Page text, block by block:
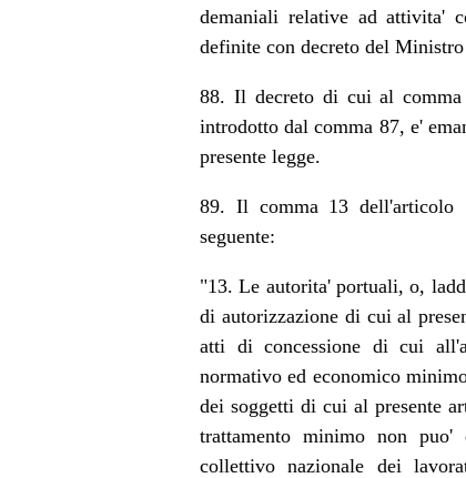
demaniali relative ad attivita'
definite con decreto del
88. Il decreto di cui al
introdotto dal comma 87, e'
presente legge.
89. Il comma 13 dell'articolo
seguente:
"13. Le autorita' portuali, o,
di autorizzazione di cui al
atti di concessione di cui
normativo ed economico
dei soggetti di cui al presente
trattamento minimo non
collettivo nazionale dei